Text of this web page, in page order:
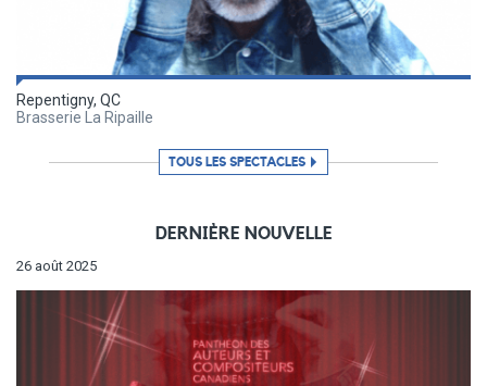
Repentigny, QC
Brasserie La Ripaille
TOUS LES SPECTACLES
DERNIÈRE NOUVELLE
26 août 2025